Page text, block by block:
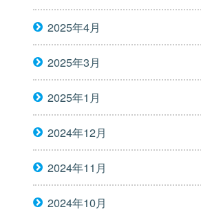
2025年4月
2025年3月
2025年1月
2024年12月
2024年11月
2024年10月